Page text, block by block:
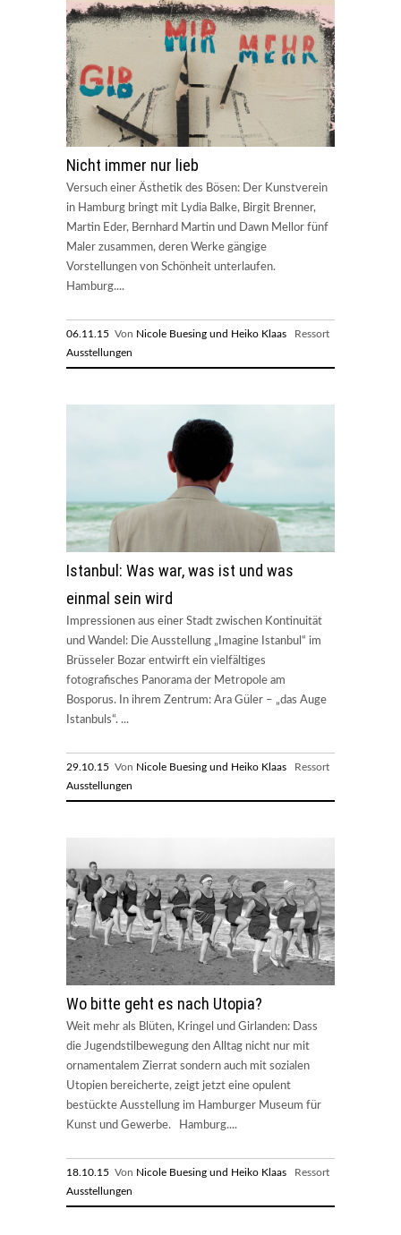
Nicht immer nur lieb
Versuch einer Ästhetik des Bösen: Der Kunstverein
in Hamburg bringt mit Lydia Balke, Birgit Brenner,
Martin Eder, Bernhard Martin und Dawn Mellor fünf
Maler zusammen, deren Werke gängige
Vorstellungen von Schönheit unterlaufen.
Hamburg....
06.11.15 Von Nicole Buesing und Heiko Klaas Ressort
Ausstellungen
Istanbul: Was war, was ist und was
einmal sein wird
Impressionen aus einer Stadt zwischen Kontinuität
und Wandel: Die Ausstellung „Imagine Istanbul“ im
Brüsseler Bozar entwirft ein vielfältiges
fotografisches Panorama der Metropole am
Bosporus. In ihrem Zentrum: Ara Güler – „das Auge
Istanbuls“. ...
29.10.15 Von Nicole Buesing und Heiko Klaas Ressort
Ausstellungen
Wo bitte geht es nach Utopia?
Weit mehr als Blüten, Kringel und Girlanden: Dass
die Jugendstilbewegung den Alltag nicht nur mit
ornamentalem Zierrat sondern auch mit sozialen
Utopien bereicherte, zeigt jetzt eine opulent
bestückte Ausstellung im Hamburger Museum für
Kunst und Gewerbe. Hamburg....
18.10.15 Von Nicole Buesing und Heiko Klaas Ressort
Ausstellungen